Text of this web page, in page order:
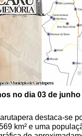
no dia 03 de
destaca-se
km² e uma